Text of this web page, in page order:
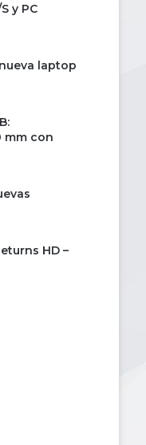
y PC
laptop
mm con
HD –